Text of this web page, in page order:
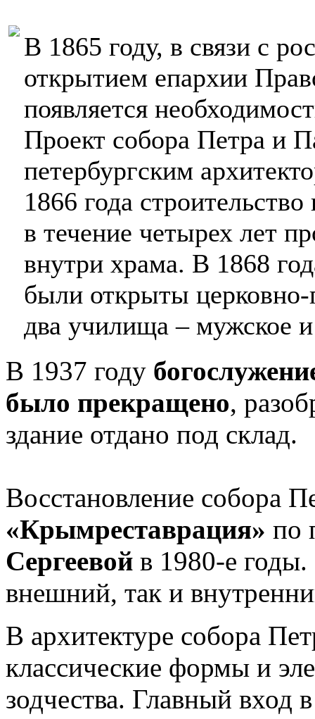
В 1865 году, в связи с
открытием епархии
появляется
Проект собора Петра и
петербургским
1866 года
в течение четырех лет
внутри храма. В 1868
были открыты церковно-
два училища – мужское
В 1937 году
было прекращено,
здание отдано под склад.
Восстановление собора
«Крымреставрация» по
Сергеевой в 1980-е
внешний, так и
В архитектуре собора
классические формы и
зодчества. Главный вход